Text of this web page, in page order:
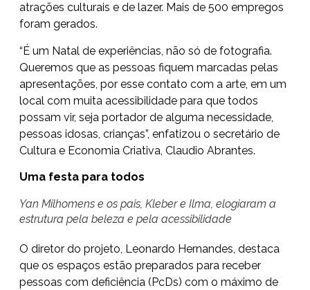
atrações culturais e de lazer. Mais de 500 empregos
foram gerados.
“É um Natal de experiências, não só de fotografia.
Queremos que as pessoas fiquem marcadas pelas
apresentações, por esse contato com a arte, em um
local com muita acessibilidade para que todos
possam vir, seja portador de alguma necessidade,
pessoas idosas, crianças”, enfatizou o secretário de
Cultura e Economia Criativa, Claudio Abrantes.
Uma festa para todos
Yan Milhomens e os pais, Kleber e Ilma, elogiaram a
estrutura pela beleza e pela acessibilidade
O diretor do projeto, Leonardo Hernandes, destaca
que os espaços estão preparados para receber
pessoas com deficiência (PcDs) com o máximo de